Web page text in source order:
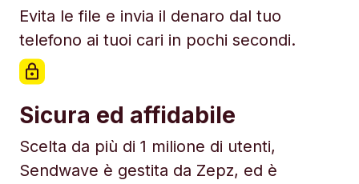
Evita le file e invia il denaro dal tuo
telefono ai tuoi cari in pochi secondi.
Sicura ed affidabile
Scelta da più di 1 milione di utenti,
Sendwave è gestita da Zepz, ed è